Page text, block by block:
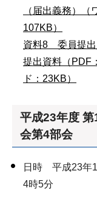
（届出義務）（
107KB）
資料8 委員提出
提出資料（PDF
ド：23KB）
平成23年度
会第4部会
日時 平成23年
4時5分